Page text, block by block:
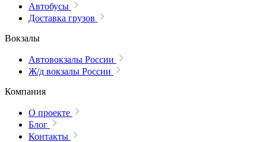
Автобусы
Доставка грузов
Вокзалы
Автовокзалы России
Ж/д вокзалы России
Компания
О проекте
Блог
Контакты